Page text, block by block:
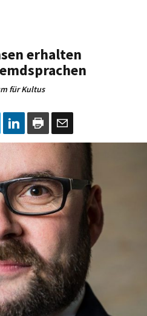
erhalten
für Kultus